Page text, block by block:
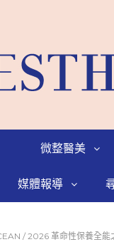
微整醫美
媒體報導
/ 2026 革命性保養全能